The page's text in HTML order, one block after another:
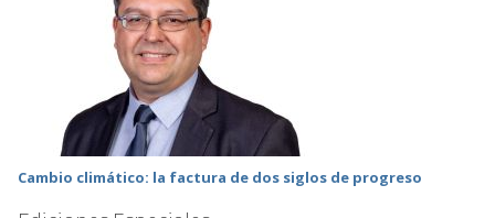
Cambio climático: la factura de dos siglos de progreso